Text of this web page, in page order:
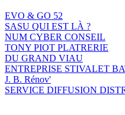
EVO & GO 52
SASU QUI EST LÀ ?
NUM CYBER CONSEIL
TONY PIOT PLATRERIE
DU GRAND VIAU
ENTREPRISE STIVALET
J. B. Rénov'
SERVICE DIFFUSION